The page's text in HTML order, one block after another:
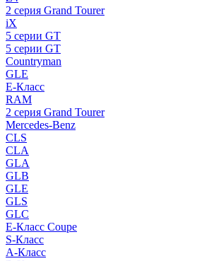
2 серия Grand Tourer
iX
5 серии GT
5 серии GT
Countryman
GLE
E-Класс
RAM
2 серия Grand Tourer
Mercedes-Benz
CLS
CLA
GLA
GLB
GLE
GLS
GLC
E-Класс Coupe
S-Класс
A-Класс